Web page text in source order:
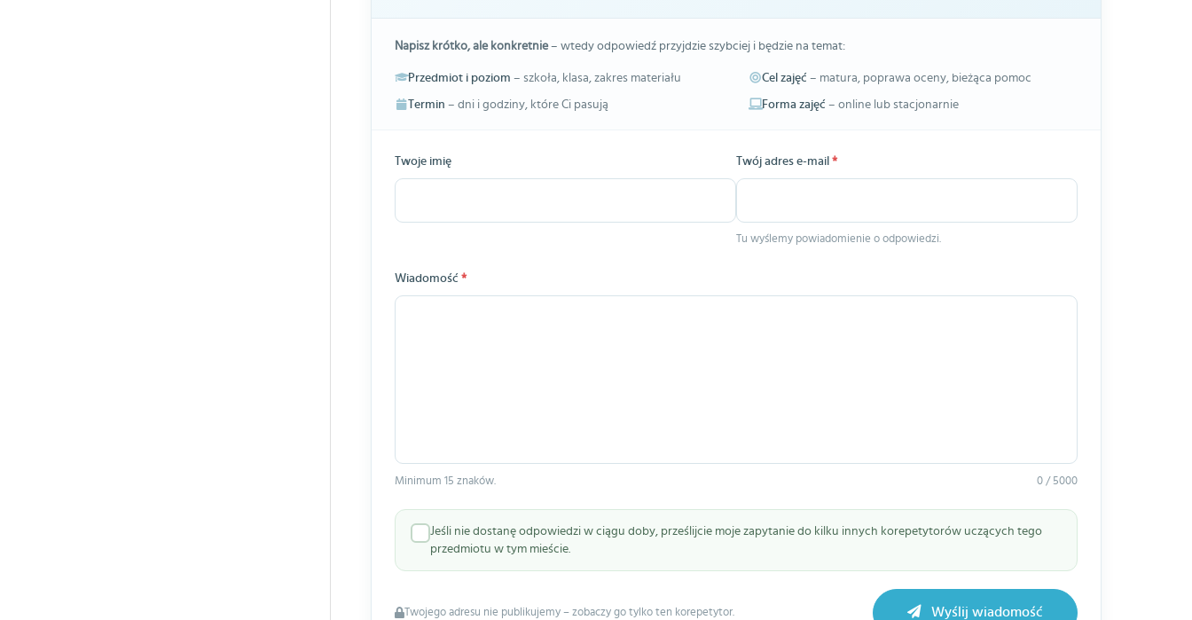
Napisz krótko, ale konkretnie– wtedy odpowiedź przyjdzie szybciej i będzie na temat:
Przedmiot i poziom – szkoła, klasa, zakres materiału Cel zajęć – matura, poprawa oceny, bieżąca pomoc
Termin – dni i godziny, które Ci pasują Forma zajęć – online lub stacjonarnie
Twoje imię Twój adres e-mail *
Tu wyślemy powiadomienie o odpowiedzi.
Wiadomość *
Minimum 15 znaków. 0 / 5000
Jeśli nie dostanę odpowiedzi w ciągu doby, prześlijcie moje zapytanie do kilku innych korepetytorów uczących tego
przedmiotu w tym mieście.
Twojego adresu nie publikujemy – zobaczy go tylko ten korepetytor. Wyślij wiadomość